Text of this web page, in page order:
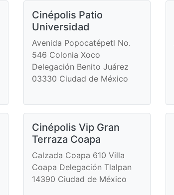
Cinépolis Patio
Universidad
Avenida Popocatépetl No.
546 Colonia Xoco
Delegación Benito Juárez
03330 Ciudad de México
Cinépolis Vip Gran
Terraza Coapa
Calzada Coapa 610 Villa
Coapa Delegación Tlalpan
14390 Ciudad de México